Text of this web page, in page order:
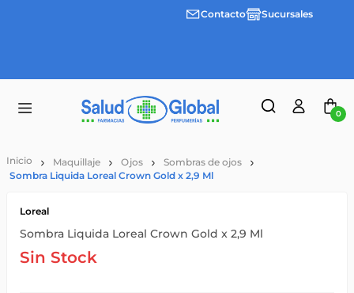
Envíos
3 cuotas Contacto Sucursales
0
Maquillaje Ojos
Sombras de ojos
Sombra Liquida Loreal Crown Gold x 2,9 Ml
Loreal
Sombra Liquida Loreal Crown Gold x 2,9 Ml
Sin Stock